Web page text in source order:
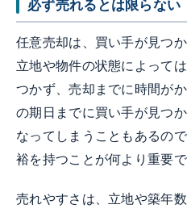
必ず売れるとは限らない
任意売却は、買い手が見つ
立地や物件の状態によって
つかず、売却までに時間が
の期日までに買い手が見つ
なってしまうこともあるの
裕を持つことが何より重要で
売れやすさは、立地や築年